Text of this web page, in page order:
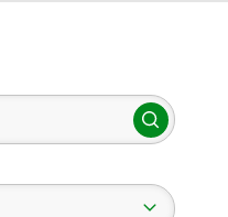
Hae